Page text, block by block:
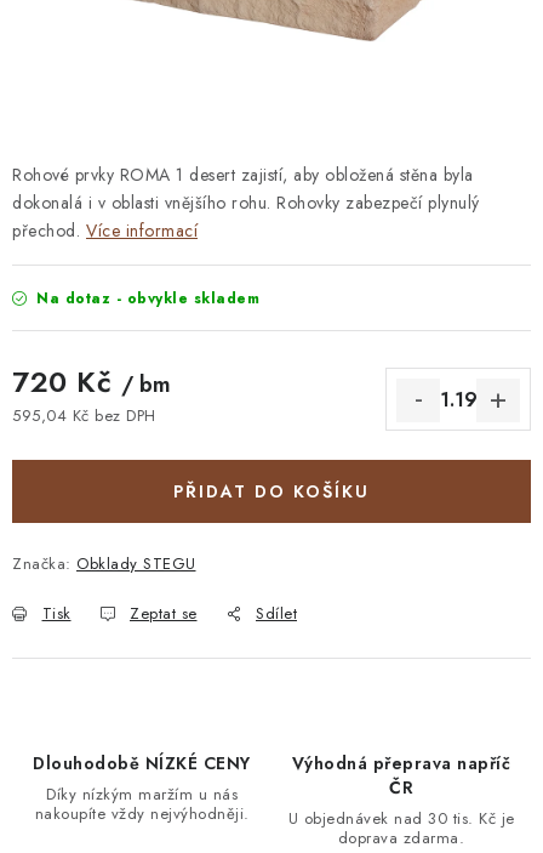
PRAKTICKÉ RADY
VZOREK
INSPIRACE
PROČ KOUPIT U NÁS?
VIRTUÁLNÍ PROHLÍDKA
OBCHODNÍ PODMÍNKY
Rohové prvky ROMA 1 desert zajistí, aby obložená stěna byla
dokonalá i v oblasti vnějšího rohu. Rohovky zabezpečí plynulý
přechod. Více informací
Na dotaz - obvykle skladem
720 Kč / bm
595,04 Kč bez DPH
PŘIDAT DO KOŠÍKU
Značka: Obklady STEGU
Tisk Zeptat se Sdílet
Dlouhodobě NÍZKÉ CENY
Díky nízkým maržím u nás
nakoupíte vždy nejvýhodněji.
Výhodná přeprava napříč
ČR
U objednávek nad 30 tis. Kč je
doprava zdarma.